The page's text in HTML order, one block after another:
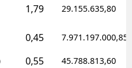
1,79 29.155.635,80
0,45 7.971.197.000,85
0,55 45.788.813,60